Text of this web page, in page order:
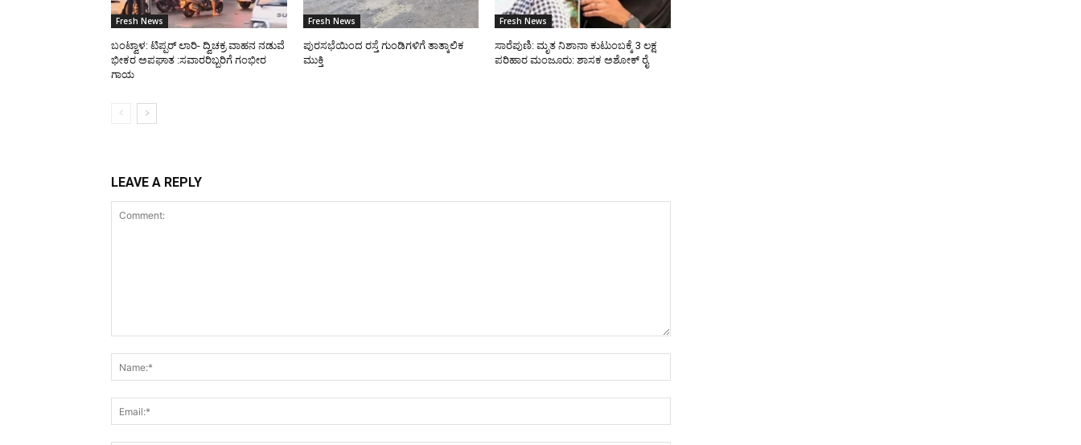
Fresh News
ಬಂಟ್ವಾಳ: ಟಿಪ್ಪರ್ ಲಾರಿ- ದ್ವಿಚಕ್ರ ವಾಹನ ನಡುವೆ
ಭೀಕರ ಅಪಘಾತ :ಸವಾರರಿಬ್ಬರಿಗೆ ಗಂಭೀರ
ಗಾಯ
Fresh News
ಪುರಸಭೆಯಿಂದ ರಸ್ತೆ ಗುಂಡಿಗಳಿಗೆ ತಾತ್ಕಾಲಿಕ
ಮುಕ್ತಿ
Fresh News
ಸಾರೆಪುಣಿ: ಮೃತ ನಿಶಾನಾ ಕುಟುಂಬಕ್ಕೆ 3 ಲಕ್ಷ
ಪರಿಹಾರ ಮಂಜೂರು: ಶಾಸಕ ಅಶೋಕ್ ರೈ
LEAVE A REPLY